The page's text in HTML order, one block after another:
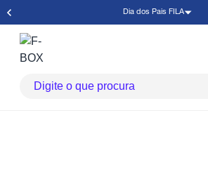
Dia dos Pais FILA